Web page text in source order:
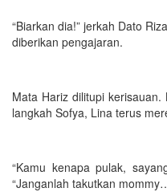
“Biarkan dia!” jerkah Dato
diberikan pengajaran.
Mata Hariz dilitupi
langkah Sofya, Lina terus
“Kamu kenapa pulak,
“Janganlah takutkan